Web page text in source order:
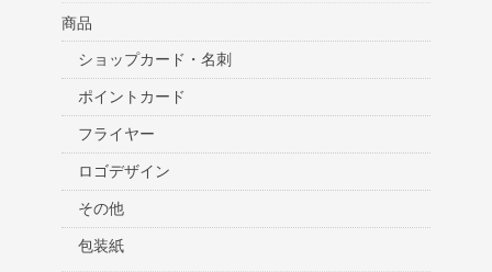
商品
ショップカード・名刺
ポイントカード
フライヤー
ロゴデザイン
その他
包装紙